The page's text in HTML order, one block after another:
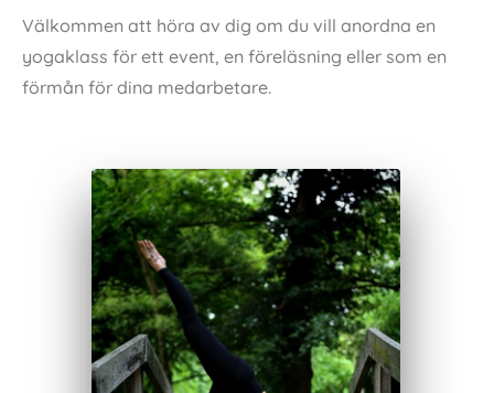
Välkommen att höra av dig om du vill anordna en
yogaklass för ett event, en föreläsning eller som en
förmån för dina medarbetare.